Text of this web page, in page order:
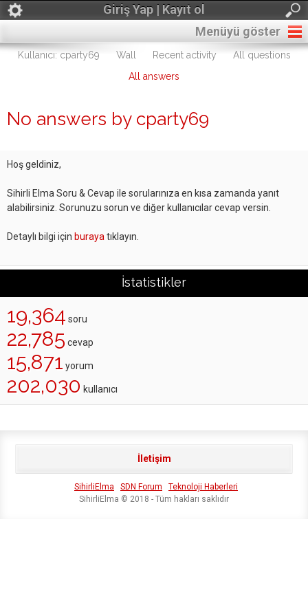
Giriş Yap | Kayıt ol
Menüyü göster
Kullanıcı: cparty69 Wall Recent activity
All questions
All answers
No answers by cparty69
Hoş geldiniz,
Sihirli Elma Soru & Cevap ile sorularınıza en kısa zamanda yanıt
alabilirsiniz. Sorunuzu sorun ve diğer kullanıcılar cevap versin.
Detaylı bilgi için buraya tıklayın.
İstatistikler
19,364 soru
22,785 cevap
15,871 yorum
202,030 kullanıcı
İletişim
SihirliElma SDN Forum
Teknoloji Haberleri
SihirliElma © 2018 - Tüm hakları saklıdır